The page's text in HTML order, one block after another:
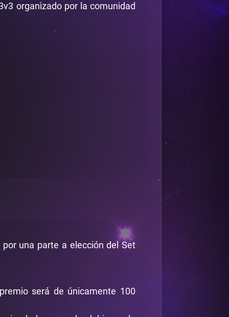
organizado por la comunidad
una parte a elección del Set
será de únicamente 100